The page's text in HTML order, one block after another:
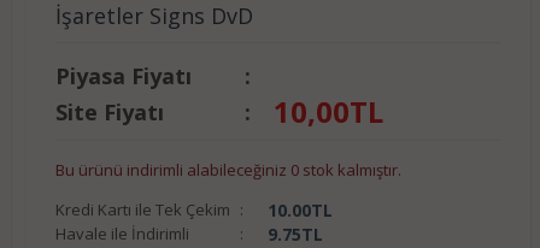
İşaretler Signs DvD
Piyasa Fiyatı
:
Site Fiyatı
: 10,00TL
Bu ürünü indirimli alabileceğiniz 0 stok kalmıştır.
Kredi Kartı ile Tek Çekim : 10.00TL
Havale ile İndirimli : 9.75TL